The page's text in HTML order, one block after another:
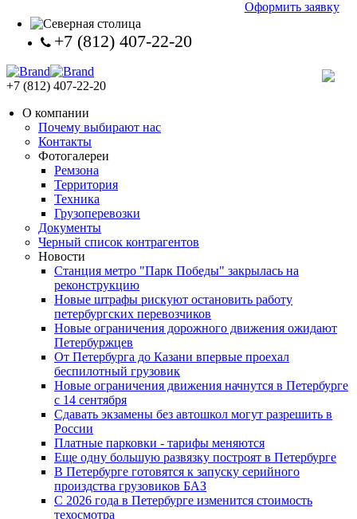
+7 (812) 407-22-20
Оформить заявку
+7 (812) 407-22-20
О компании
Почему выбирают нас
Контакты
Фотогалереи
Ремзона
Территория
Техника
Грузоперевозки
Документы
Черный список контрагентов
Новости
Станция метро "Парк Победы" закрылась на
реконструкцию
Новые штрафы рискуют остановить работу
петербургских перевозчиков
Новые ограничения дорожного движения ожидают
Петербуржцев
От Петербурга до Казани впервые проехал
беспилотный грузовик
Новые ограничения движения начнутся в Петербурге
с 14 сентября
Сдавать экзамены без автошкол могут разрешить в
России
Платные парковки - тарифы меняются
Еще одну большую развязку построят в Петербурге
В Петербурге готовятся к запуску серийного
произдства грузовиков БАЗ
С 2026 года в Петербурге изменится стоимость
техосмотра